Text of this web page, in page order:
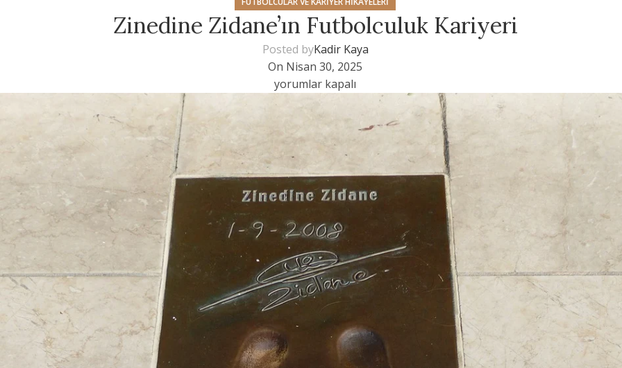
Zinedine Zidane’ın Futbolculuk Kariyeri
Posted byKadir Kaya
On Nisan 30, 2025
yorumlar kapalı